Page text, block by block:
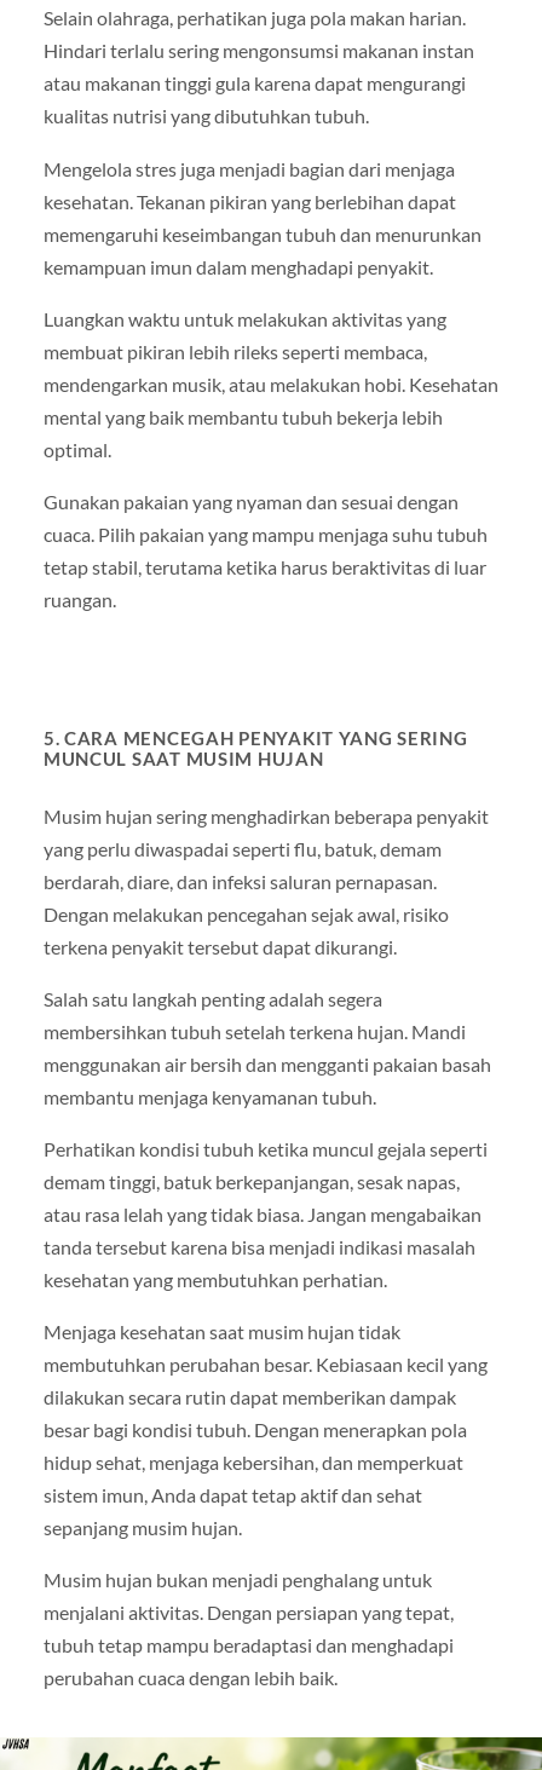
Selain olahraga, perhatikan juga pola makan harian.
Hindari terlalu sering mengonsumsi makanan instan
atau makanan tinggi gula karena dapat mengurangi
kualitas nutrisi yang dibutuhkan tubuh.
Mengelola stres juga menjadi bagian dari menjaga
kesehatan. Tekanan pikiran yang berlebihan dapat
memengaruhi keseimbangan tubuh dan menurunkan
kemampuan imun dalam menghadapi penyakit.
Luangkan waktu untuk melakukan aktivitas yang
membuat pikiran lebih rileks seperti membaca,
mendengarkan musik, atau melakukan hobi. Kesehatan
mental yang baik membantu tubuh bekerja lebih
optimal.
Gunakan pakaian yang nyaman dan sesuai dengan
cuaca. Pilih pakaian yang mampu menjaga suhu tubuh
tetap stabil, terutama ketika harus beraktivitas di luar
ruangan.
5. CARA MENCEGAH PENYAKIT YANG SERING
MUNCUL SAAT MUSIM HUJAN
Musim hujan sering menghadirkan beberapa penyakit
yang perlu diwaspadai seperti flu, batuk, demam
berdarah, diare, dan infeksi saluran pernapasan.
Dengan melakukan pencegahan sejak awal, risiko
terkena penyakit tersebut dapat dikurangi.
Salah satu langkah penting adalah segera
membersihkan tubuh setelah terkena hujan. Mandi
menggunakan air bersih dan mengganti pakaian basah
membantu menjaga kenyamanan tubuh.
Perhatikan kondisi tubuh ketika muncul gejala seperti
demam tinggi, batuk berkepanjangan, sesak napas,
atau rasa lelah yang tidak biasa. Jangan mengabaikan
tanda tersebut karena bisa menjadi indikasi masalah
kesehatan yang membutuhkan perhatian.
Menjaga kesehatan saat musim hujan tidak
membutuhkan perubahan besar. Kebiasaan kecil yang
dilakukan secara rutin dapat memberikan dampak
besar bagi kondisi tubuh. Dengan menerapkan pola
hidup sehat, menjaga kebersihan, dan memperkuat
sistem imun, Anda dapat tetap aktif dan sehat
sepanjang musim hujan.
Musim hujan bukan menjadi penghalang untuk
menjalani aktivitas. Dengan persiapan yang tepat,
tubuh tetap mampu beradaptasi dan menghadapi
perubahan cuaca dengan lebih baik.